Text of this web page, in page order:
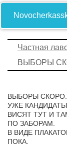
Частная
ВЫБОРЫ
ВЫБОРЫ СКОРО.
УЖЕ КАНДИДАТЫ
ВИСЯТ ТУТ И
ПО ЗАБОРАМ.
В ВИДЕ
ПОКА.